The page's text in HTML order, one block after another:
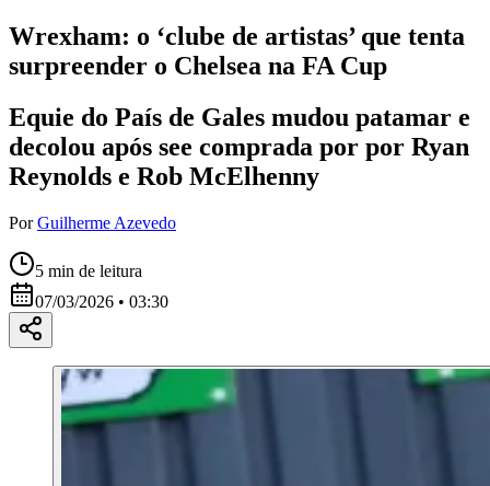
Wrexham: o ‘clube de artistas’ que tenta
surpreender o Chelsea na FA Cup
Equie do País de Gales mudou patamar e
decolou após see comprada por por Ryan
Reynolds e Rob McElhenny
Por Guilherme Azevedo
5 min de leitura
07/03/2026 • 03:30